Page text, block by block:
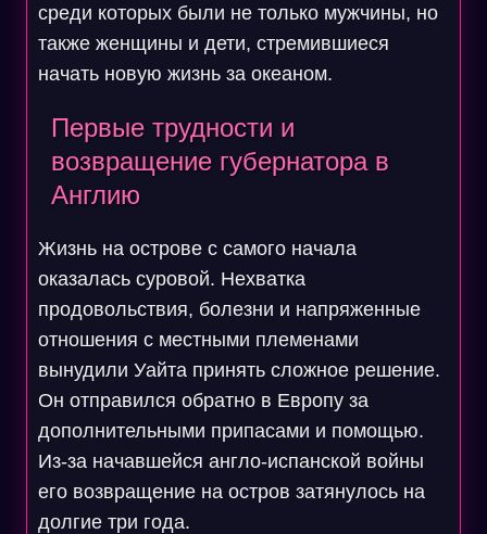
среди которых были не только мужчины, но
также женщины и дети, стремившиеся
начать новую жизнь за океаном.
Первые трудности и
возвращение губернатора в
Англию
Жизнь на острове с самого начала
оказалась суровой. Нехватка
продовольствия, болезни и напряженные
отношения с местными племенами
вынудили Уайта принять сложное решение.
Он отправился обратно в Европу за
дополнительными припасами и помощью.
Из-за начавшейся англо-испанской войны
его возвращение на остров затянулось на
долгие три года.